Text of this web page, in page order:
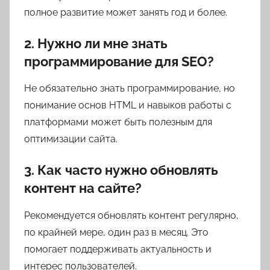
полное развитие может занять год и более.
2. Нужно ли мне знать
программирование для SEO?
Не обязательно знать программирование, но
понимание основ HTML и навыков работы с
платформами может быть полезным для
оптимизации сайта.
3. Как часто нужно обновлять
контент на сайте?
Рекомендуется обновлять контент регулярно,
по крайней мере, один раз в месяц. Это
помогает поддерживать актуальность и
интерес пользователей.